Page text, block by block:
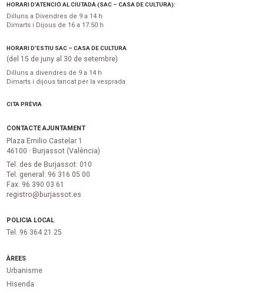
HORARI D’ATENCIÓ AL CIUTADÀ (SAC – CASA DE CULTURA):
Dilluns a Divendres de 9 a 14 h
Dimarts i Dijous de 16 a 17:50 h
HORARI D’ESTIU SAC – CASA DE CULTURA
(del 15 de juny al 30 de setembre)
Dilluns a divendres de 9 a 14 h
Dimarts i dijous tancat per la vesprada
CITA PRÈVIA
CONTACTE AJUNTAMENT
Plaza Emilio Castelar 1
46100 · Burjassot (València)
Tel. des de Burjassot: 010
Tel. general: 96 316 05 00
Fax. 96 390 03 61
registro@burjassot.es
POLICIA LOCAL
Tel. 96 364 21 25
ÀREES
Urbanisme
Hisenda